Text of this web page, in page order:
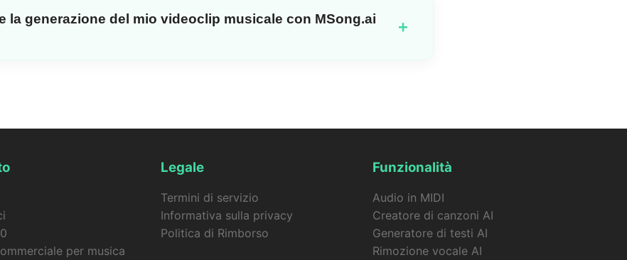
la generazione del mio videoclip musicale con MSong.ai
+
per musica
Legale
Termini di servizio
Informativa sulla privacy
Politica di Rimborso
Funzionalità
Audio in MIDI
Creatore di canzoni AI
Generatore di testi AI
Rimozione vocale AI